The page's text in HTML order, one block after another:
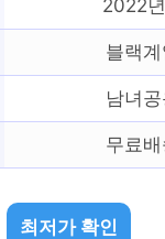
2022
블랙계
남녀
무료배
최저가 확인